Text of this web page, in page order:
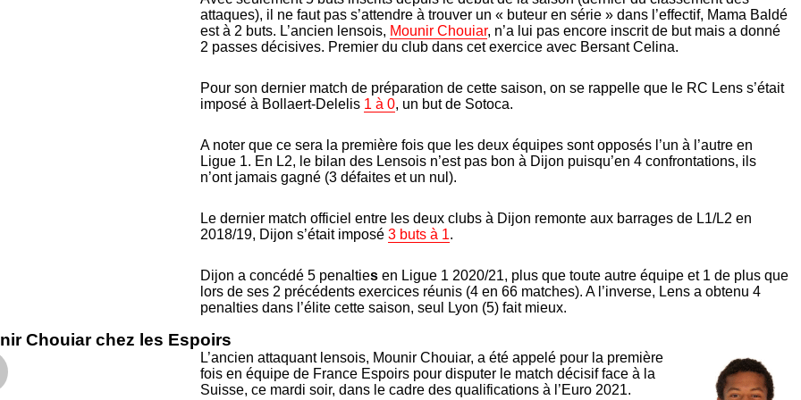
attaques), il ne faut pas s’attendre à trouver un « buteur en série » dans l’effectif, Mama Baldé
est à 2 buts. L’ancien lensois, Mounir Chouiar, n’a lui pas encore inscrit de but mais a donné
2 passes décisives. Premier du club dans cet exercice avec Bersant Celina.
Pour son dernier match de préparation de cette saison, on se rappelle que le RC Lens s’était
imposé à Bollaert-Delelis 1 à 0, un but de Sotoca.
A noter que ce sera la première fois que les deux équipes sont opposés l’un à l’autre en
Ligue 1. En L2, le bilan des Lensois n’est pas bon à Dijon puisqu’en 4 confrontations, ils
n’ont jamais gagné (3 défaites et un nul).
Le dernier match officiel entre les deux clubs à Dijon remonte aux barrages de L1/L2 en
2018/19, Dijon s’était imposé 3 buts à 1.
Dijon a concédé 5 penalties en Ligue 1 2020/21, plus que toute autre équipe et 1 de plus que
lors de ses 2 précédents exercices réunis (4 en 66 matches). A l’inverse, Lens a obtenu 4
penalties dans l’élite cette saison, seul Lyon (5) fait mieux.
Chouiar chez les Espoirs
L’ancien attaquant lensois, Mounir Chouiar, a été appelé pour la première
fois en équipe de France Espoirs pour disputer le match décisif face à la
Suisse, ce mardi soir, dans le cadre des qualifications à l’Euro 2021.